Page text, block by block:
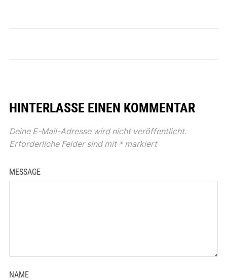
HINTERLASSE EINEN KOMMENTAR
Deine E-Mail-Adresse wird nicht veröffentlicht.
Erforderliche Felder sind mit *markiert
MESSAGE
NAME